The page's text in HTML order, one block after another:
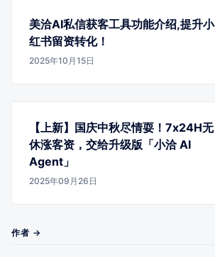
美洽AI私信获客工具功能介绍,提升小
红书留资转化！
2025年10月15日
【上新】国庆中秋尽情耍！7x24H无
休涨客资，交给升级版「小洽 AI
Agent」
2025年09月26日
作者 →